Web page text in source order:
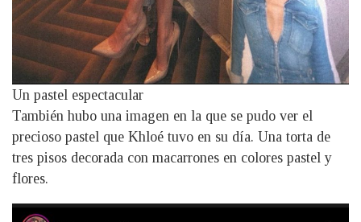
Un pastel espectacular
También hubo una imagen en la que se pudo ver el
precioso pastel que Khloé tuvo en su día. Una torta de
tres pisos decorada con macarrones en colores pastel y
flores.